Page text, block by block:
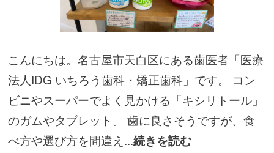
こんにちは。名古屋市天白区にある歯医者「医療
法人IDG いちろう歯科・矯正歯科」です。 コン
ビニやスーパーでよく見かける「キシリトール」
のガムやタブレット。 歯に良さそうですが、食
べ方や選び方を間違え...続きを読む